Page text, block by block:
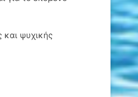
και ψυχικής